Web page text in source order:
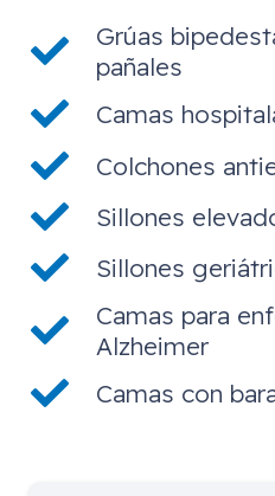
Grúas
pañales
Camas
Colchones
Sillones
Sillones
Camas para
Alzheimer
Camas con